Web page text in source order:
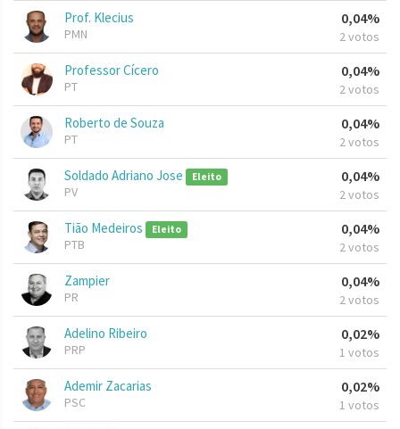
Prof. Klecius
PMN
0,04%
2 votos
Professor Cícero
PT
0,04%
2 votos
Roberto de Souza
PT
0,04%
2 votos
Soldado Adriano Jose Eleito
PV
0,04%
2 votos
Tião Medeiros Eleito
PTB
0,04%
2 votos
Zampier
PR
0,04%
2 votos
Adelino Ribeiro
PRP
0,02%
1 votos
Ademir Zacarias
PSC
0,02%
1 votos